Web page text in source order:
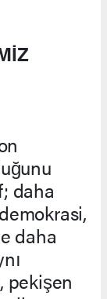
daha
daha
pekişen